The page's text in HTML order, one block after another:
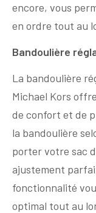
encore, vous
en ordre tout au
Bandoulière
La bandoulière
Michael Kors
de confort et de
la bandoulière
porter votre sac
ajustement
fonctionnalité
optimal tout au